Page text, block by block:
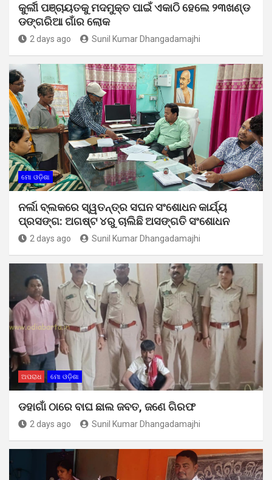
କୁର୍ଲୀ ପଞ୍ଚାୟତକୁ ମଦମୁକ୍ତ ପାଇଁ ଏକାଠି ହେଲେ ୨୩ଖଣ୍ଡ
ଡଙ୍ଗରିଆ ଗାଁର ଲୋକ
2 days ago Sunil Kumar Dhangadamajhi
ମୋ ଓଡ଼ିଶା
ନର୍ଲା ବ୍ଲକରେ ସ୍ୱତନ୍ତ୍ର ସଘନ ସଂଶୋଧନ କାର୍ଯ୍ୟ
ପ୍ରସଙ୍ଗ: ଅଗଷ୍ଟ ୪ରୁ ଚାଲିଛି ଅସଙ୍ଗତି ସଂଶୋଧନ
2 days ago Sunil Kumar Dhangadamajhi
ଅପରାଧ ମୋ ଓଡ଼ିଶା
ଡହାଗାଁ ଠାରେ ବାଘ ଛାଲ ଜବତ, ଜଣେ ଗିରଫ
2 days ago Sunil Kumar Dhangadamajhi